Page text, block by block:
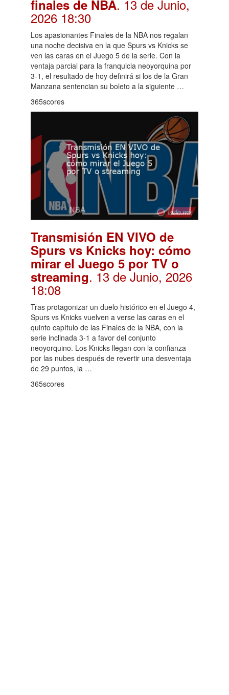
finales de NBA. 13 de Junio,
2026 18:30
Los apasionantes Finales de la NBA nos regalan
una noche decisiva en la que Spurs vs Knicks se
ven las caras en el Juego 5 de la serie. Con la
ventaja parcial para la franquicia neoyorquina por
3-1, el resultado de hoy definirá si los de la Gran
Manzana sentencian su boleto a la siguiente …
365scores
Transmisión EN VIVO de
Spurs vs Knicks hoy: cómo
mirar el Juego 5 por TV o
streaming. 13 de Junio, 2026
18:08
Tras protagonizar un duelo histórico en el Juego 4,
Spurs vs Knicks vuelven a verse las caras en el
quinto capítulo de las Finales de la NBA, con la
serie inclinada 3-1 a favor del conjunto
neoyorquino. Los Knicks llegan con la confianza
por las nubes después de revertir una desventaja
de 29 puntos, la …
365scores